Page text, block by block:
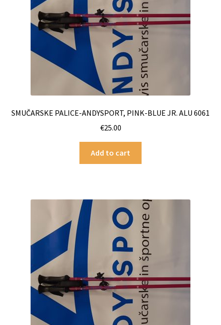
SMUČARSKE PALICE-ANDYSPORT, PINK-BLUE JR. ALU 6061
€25.00
Add to cart